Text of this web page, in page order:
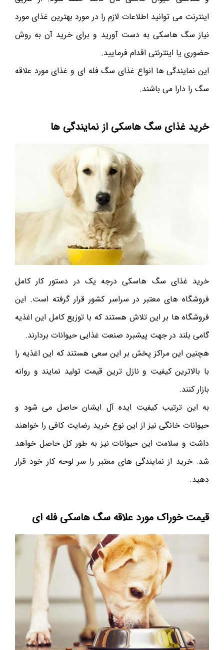
اینترنت می توانید اطلاعات لازم را در مورد بهترین غذای مورد
نیاز سگ هاسکی به دست آورید و برای خرید آن به روش
حضوری یا اینترنتی اقدام فرمایید.
این نمایندگی ها انواع غذای سگ فله ای و غذای مورد علاقه
سگ را دارا می باشند.
خرید غذای سگ هاسکی از نمایندگی ها
خرید غذای سگ هاسکی درجه یک در دستور کار کامل
فروشگاه های معتبر در سراسر کشور قرار گرفته است. این
فروشگاه ها بر این تلاش هستند که با توزیع کامل این اغذیه
گامی بلند در جهت پیشبرد صنعت غذایی حیوانات بردارند.
هچنین این مراکز پخش بر این سعی هستند که این اغذیه را
با بالاترین کیفیت و نازل ترین قیمت تولید نمایند و روانه
بازار کنند.
به این ترتیب کیفیت ایده آل ایشان حاصل می شود و
حیوانات خانگی نیز از این نوع خرید رضایت کافی را خواهند
داشت و سلامت این حیوانات نیز به طور کل حاصل خواهد
شد. خرید از نمایندگی های معتبر را سر لوحه کار خود قرار
دهید.
قیمت خوراک مورد علاقه سگ هاسکی فله ای